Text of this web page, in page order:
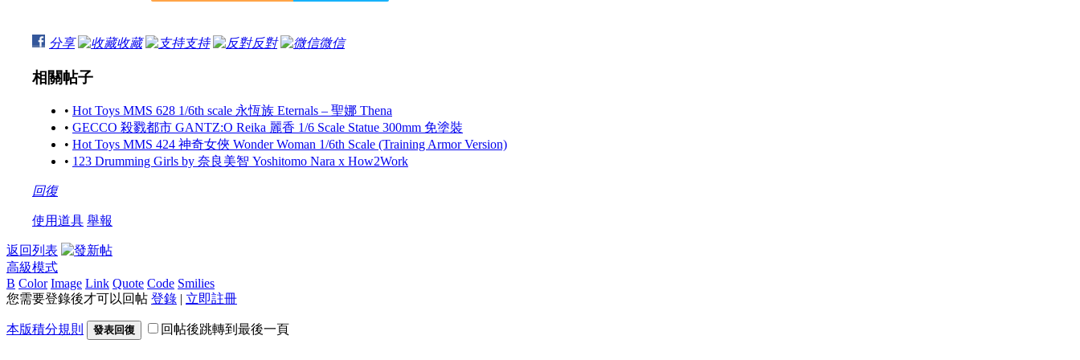
分享 收藏 支持 反對 微信
相關帖子
• Hot Toys MMS 628 1/6th scale 永恆族 Eternals – 聖娜 Thena
• GECCO 殺戮都市 GANTZ:O Reika 麗香 1/6 Scale Statue 300mm 免塗裝
• Hot Toys MMS 424 神奇女俠 Wonder Woman 1/6th Scale (Training Armor Version)
• 123 Drumming Girls by 奈良美智 Yoshitomo Nara x How2Work
回復
使用道具 舉報
返回列表
高級模式
B Color Image Link Quote Code Smilies
您需要登錄後才可以回帖 登錄 | 立即註冊
本版積分規則 發表回復 回帖後跳轉到最後一頁